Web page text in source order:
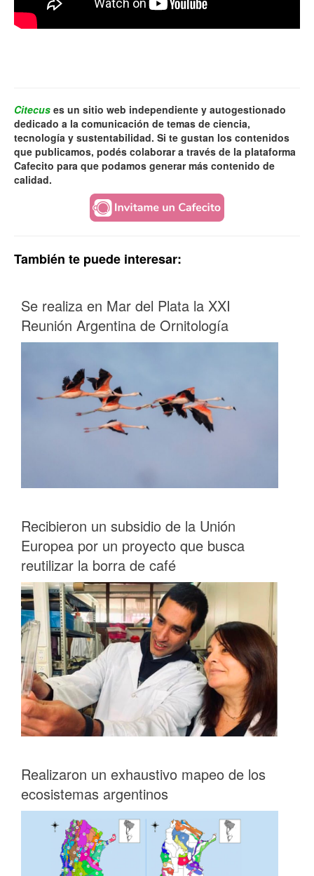
Citecus es un sitio web independiente y autogestionado
dedicado a la comunicación de temas de ciencia,
tecnología y sustentabilidad. Si te gustan los contenidos
que publicamos, podés colaborar a través de la plataforma
Cafecito para que podamos generar más contenido de
calidad.
También te puede interesar:
Se realiza en Mar del Plata la XXI
Reunión Argentina de Ornitología
Recibieron un subsidio de la Unión
Europea por un proyecto que busca
reutilizar la borra de café
Realizaron un exhaustivo mapeo de los
ecosistemas argentinos